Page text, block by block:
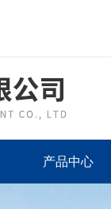
产品中心